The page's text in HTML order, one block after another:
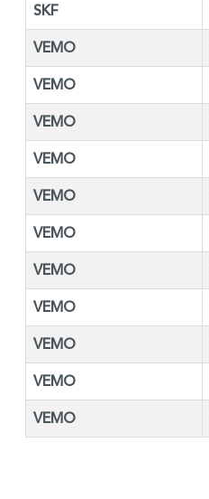
SKF
VEMO
VEMO
VEMO
VEMO
VEMO
VEMO
VEMO
VEMO
VEMO
VEMO
VEMO